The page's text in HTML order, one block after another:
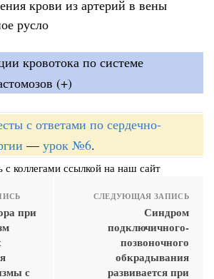
крови из артерий в вены
русло
кровотока по системе
(+)
с ответами по сердечно-
— урок №6.
с коллегами ссылкой на наш сайт
при
с
СЛЕДУЮЩАЯ ЗАПИСЬ
Синдром
подключичного-
позвоночного
обкрадывания
развивается при